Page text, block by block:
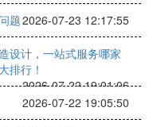
题2026-07-23 12:17:55
设计，一站式服务哪家
排行！
2026-07-22 19:01:06
2026-07-22 19:05:50